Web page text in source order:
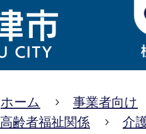
ホーム
事業者向け
高齢者福祉関係
介